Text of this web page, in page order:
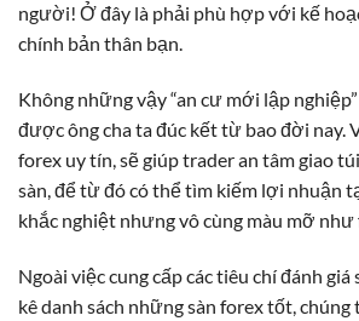
người! Ở đây là phải phù hợp với kế
chính bản thân bạn.
Không những vậy “an cư mới lập
được ông cha ta đúc kết từ bao đời nay.
forex uy tín, sẽ giúp trader an tâm giao
sàn, để từ đó có thể tìm kiếm lợi nhuận
khắc nghiệt nhưng vô cùng màu mỡ như
Ngoài việc cung cấp các tiêu chí đánh
kê danh sách những sàn forex tốt,